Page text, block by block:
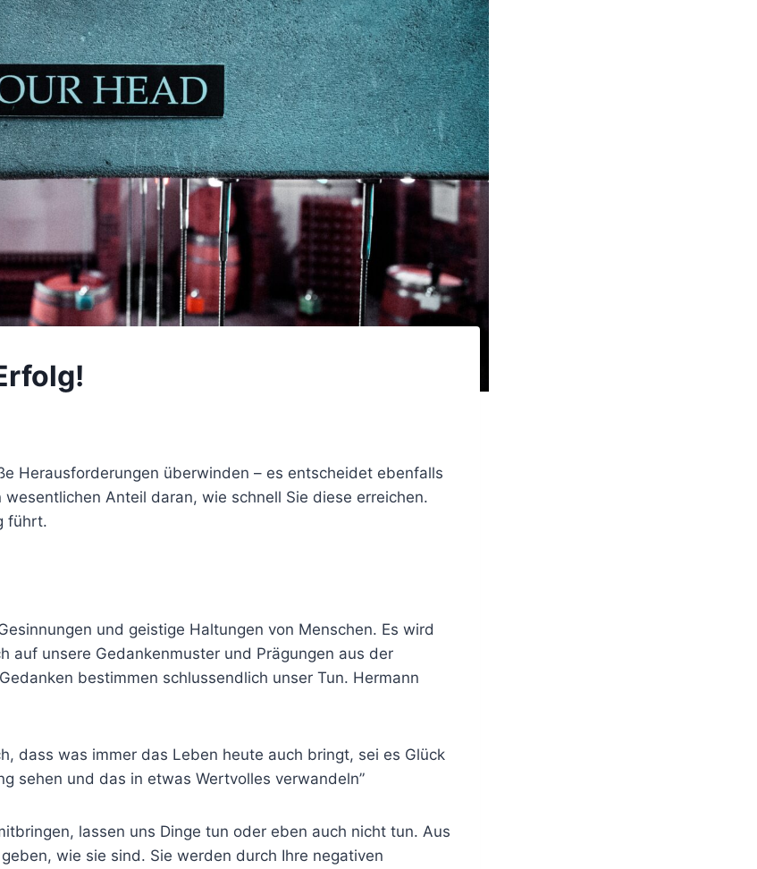
Herausforderungen überwinden – es entscheidet ebenfalls
Anteil daran, wie schnell Sie diese erreichen.
führt.
und geistige Haltungen von Menschen. Es wird
auf unsere Gedankenmuster und Prägungen aus der
bestimmen schlussendlich unser Tun. Hermann
dass was immer das Leben heute auch bringt, sei es Glück
sehen und das in etwas Wertvolles verwandeln”
lassen uns Dinge tun oder eben auch nicht tun. Aus
wie sie sind. Sie werden durch Ihre negativen